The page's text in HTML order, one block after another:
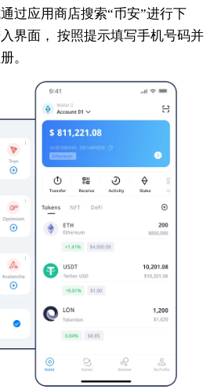
过应用商店搜索“币安”进行下
界面， 按照提示填写手机号码并
。